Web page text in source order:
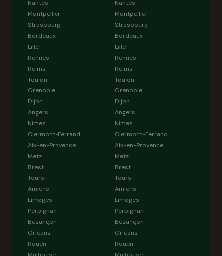
Nantes
Montpellier
Strasbourg
Bordeaux
Lille
Rennes
Reims
Toulon
Grenoble
Dijon
Angers
Nîmes
Clermont-Ferrand
Aix-en-Provence
Metz
Brest
Tours
Amiens
Limoges
Perpignan
Besançon
Orléans
Rouen
Nantes
Montpellier
Strasbourg
Bordeaux
Lille
Rennes
Reims
Toulon
Grenoble
Dijon
Angers
Nîmes
Clermont-Ferrand
Aix-en-Provence
Metz
Brest
Tours
Amiens
Limoges
Perpignan
Besançon
Orléans
Rouen